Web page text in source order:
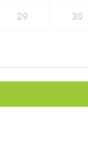
29 30